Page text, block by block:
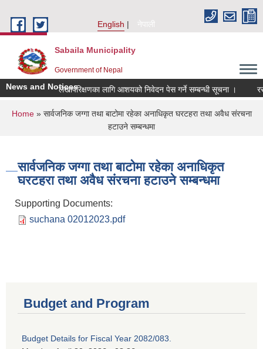
English
नेपाली
Sabaila Municipality
Government of Nepal
News and Noticesलेखापरिक्षणका लागि आशयको निवेदन पेस गर्ने सम्बन्धी सूचना ।
You are here
Home» सार्वजनिक जग्गा तथा बाटोमा रहेका अनाधिकृत घरटहरा तथा अवैध संरचना
हटाउने सम्बन्धमा
सार्वजनिक जग्गा तथा बाटोमा रहेका अनाधिकृत
घरटहरा तथा अवैध संरचना हटाउने सम्बन्धमा
Supporting Documents:
suchana 02012023.pdf
Budget and Program
Budget Details for Fiscal Year 2082/083.